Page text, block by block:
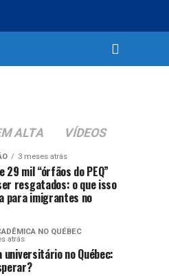
ALTA VÍDEOS
3 meses atrás
29 mil “órfãos do PEQ”
resgatados: o que isso
para imigrantes no
NO QUÉBEC
atrás
universitário no Québec: